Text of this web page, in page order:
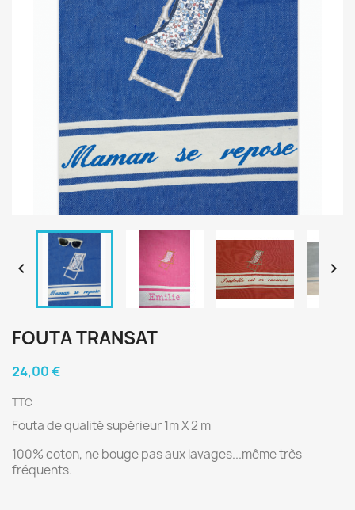
 
FOUTA TRANSAT
24,00 €
TTC
Fouta de qualité supérieur 1m X 2 m
100% coton, ne bouge pas aux lavages...même très
fréquents.